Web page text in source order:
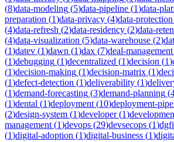
(8)data-modeling (5)data-pipeline (1)data-
preparation (1)data-privacy (4)data-protection
(4)data-refresh (2)data-residency (2)data-
(4)data-visualization (5)data-warehouse (2)
(1)datev (1)dawn (1)dax (7)deal-management
(1)debugging (1)decentralized (1)decision (1)
(1)decision-making (1)decision-matrix (1)
(1)defect-detection (1)deliverability (1)
(1)demand-forecasting (3)demand-planning (
(1)dental (1)deployment (10)deployment-
(2)design-system (1)developer(1)
management (1)devops (29)devsecops (1)
(1)digital-adoption (1)digital-business (1)